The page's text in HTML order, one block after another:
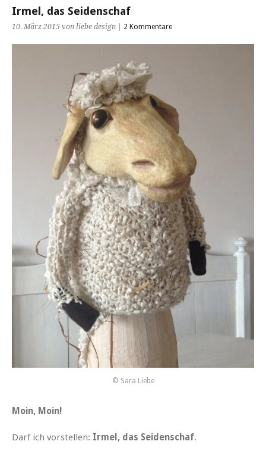
Irmel, das Seidenschaf
10. März 2015 von liebe design | 2 Kommentare
© Sara Liebe
Moin, Moin!
Darf ich vorstellen: Irmel, das Seidenschaf.